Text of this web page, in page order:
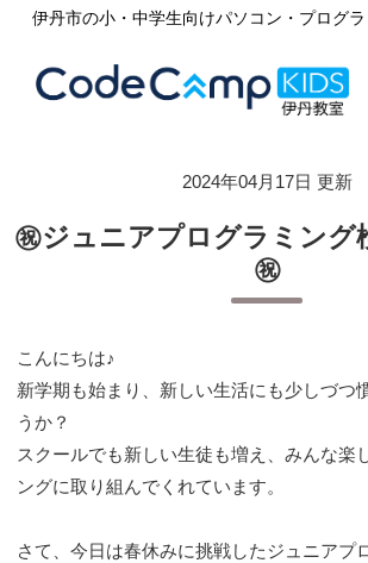
伊丹市の小・中学生向けパソコン・プログ
2024年04月17日 更新
㊗ジュニアプログラミング
㊗
こんにちは♪
新学期も始まり、新しい生活にも少しづつ
うか？
スクールでも新しい生徒も増え、みんな楽
ングに取り組んでくれています。
さて、今日は春休みに挑戦したジュニアプ